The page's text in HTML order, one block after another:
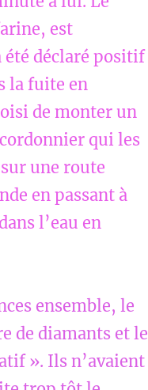
est
déclaré positif
la fuite en
de monter un
qui les
une route
en passant à
l’eau en
ensemble, le
de diamants et le
». Ils n’avaient